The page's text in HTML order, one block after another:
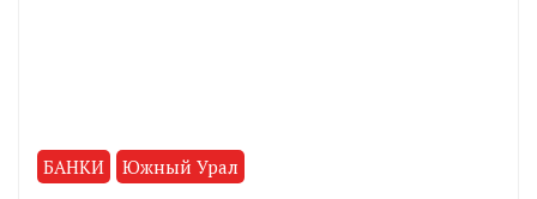
БАНКИ Южный Урал